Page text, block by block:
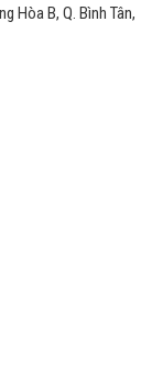
Hòa B, Q. Bình Tân,